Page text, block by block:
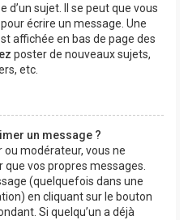
d’un sujet. Il se peut que vous
écrire un message. Une
affichée en bas de page des
poster de nouveaux sujets,
etc.
un message ?
modérateur, vous ne
vos propres messages.
(quelquefois dans une
en cliquant sur le bouton
Si quelqu’un a déjà